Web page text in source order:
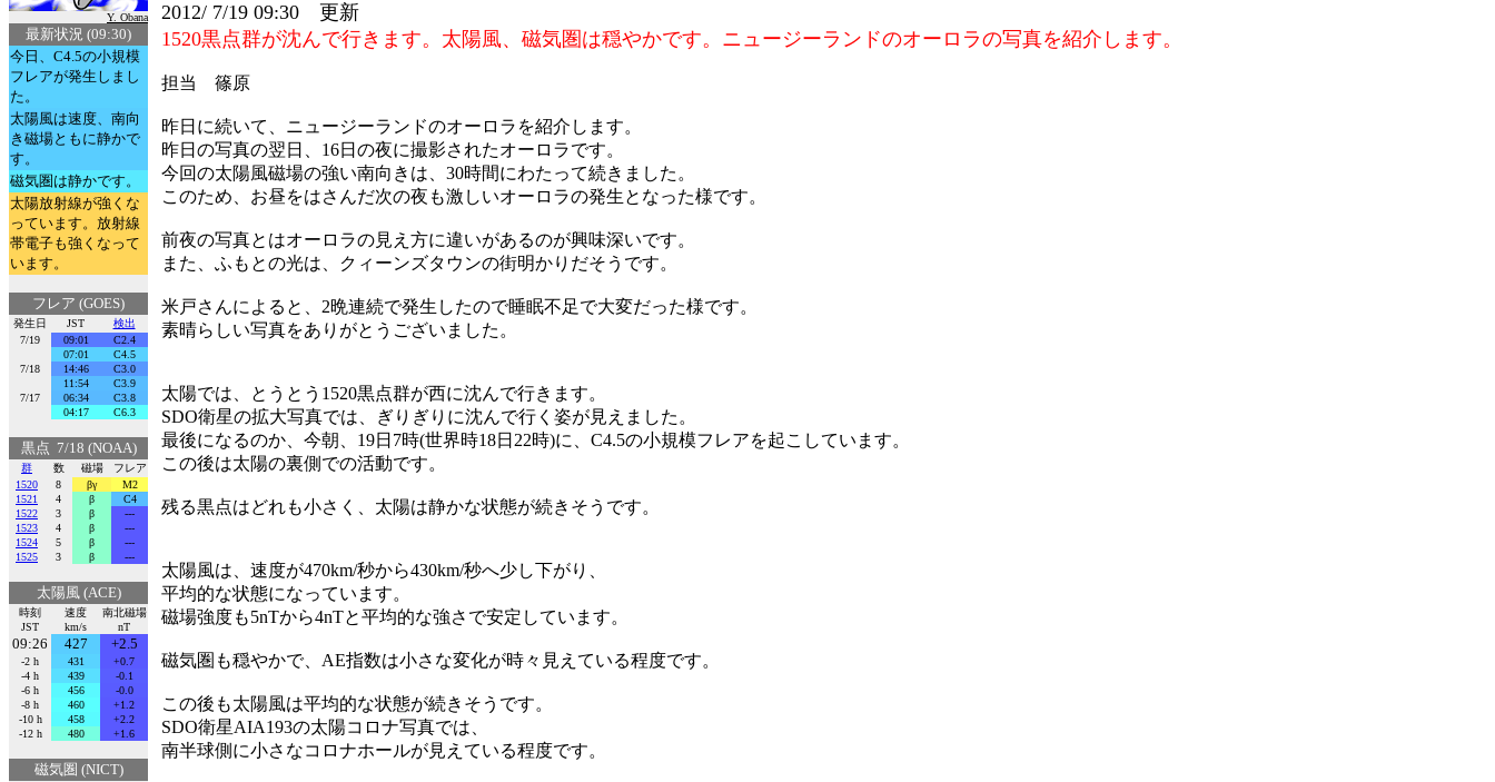
Y. Obana
最新状況 (09:30)
今日、C4.5の小規模
フレアが発生しまし
た。
太陽風は速度、南向
き磁場ともに静かで
す。
磁気圏は静かです。
太陽放射線が強くな
っています。放射線
帯電子も強くなって
います。
フレア (GOES)
発生日 JST
検出
7/19
09:01
C2.4
07:01
C4.5
7/18
14:46
C3.0
11:54
C3.9
7/17
06:34
C3.8
04:17
C6.3
黒点 7/18 (NOAA)
群 数 磁場
フレア
1520
8 βγ
M2
1521
4 β
C4
1522
3 β
---
1523
4 β
---
1524
5 β
---
1525
3 β ---
太陽風 (ACE)
時刻
JST
速度
km/s
南北磁場
nT
09:26 427 +2.5
-2 h 431
+0.7
-4 h
439
-0.1
-6 h
456
-0.0
-8 h
460
+1.2
-10 h
458
+2.2
-12 h
480 +1.6
磁気圏 (NICT)
2012/ 7/19 09:30 更新
1520黒点群が沈んで行きます。太陽風、磁気圏は穏やかです。ニュージーランドのオーロラの写真を紹介します。
担当 篠原
昨日に続いて、ニュージーランドのオーロラを紹介します。
昨日の写真の翌日、16日の夜に撮影されたオーロラです。
今回の太陽風磁場の強い南向きは、30時間にわたって続きました。
このため、お昼をはさんだ次の夜も激しいオーロラの発生となった様です。
前夜の写真とはオーロラの見え方に違いがあるのが興味深いです。
また、ふもとの光は、クィーンズタウンの街明かりだそうです。
米戸さんによると、2晩連続で発生したので睡眠不足で大変だった様です。
素晴らしい写真をありがとうございました。
太陽では、とうとう1520黒点群が西に沈んで行きます。
SDO衛星の拡大写真では、ぎりぎりに沈んで行く姿が見えました。
最後になるのか、今朝、19日7時(世界時18日22時)に、C4.5の小規模フレアを起こしています。
この後は太陽の裏側での活動です。
残る黒点はどれも小さく、太陽は静かな状態が続きそうです。
太陽風は、速度が470km/秒から430km/秒へ少し下がり、
平均的な状態になっています。
磁場強度も5nTから4nTと平均的な強さで安定しています。
磁気圏も穏やかで、AE指数は小さな変化が時々見えている程度です。
この後も太陽風は平均的な状態が続きそうです。
SDO衛星AIA193の太陽コロナ写真では、
南半球側に小さなコロナホールが見えている程度です。